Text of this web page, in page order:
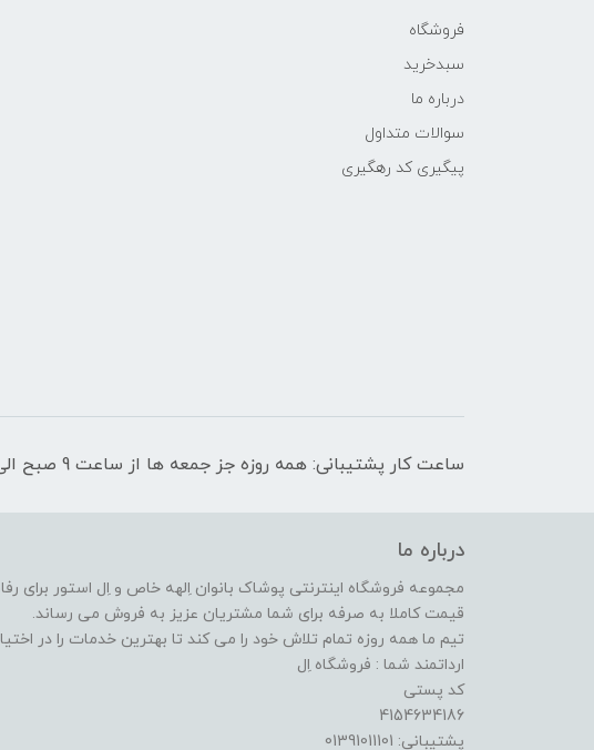
فروشگاه
سبدخرید
درباره ما
سوالات متداول
پیگیری کد رهگیری
ساعت کار پشتیبانی: همه روزه جز جمعه ها از ساعت 9 صبح الی 9 شب
درباره ما
مجموعه فروشگاه اینترنتی پوشاک بانوان اِلهه خاص و اِل استور برای
قیمت کاملا به صرفه برای شما مشتریان عزیز به فروش می رساند.
تیم ما همه روزه تمام تلاش خود را می کند تا بهترین خدمات را در
ارداتمند شما : فروشگاه اِل
کد پستی
4154634186
پشتیبانی: 01391011101